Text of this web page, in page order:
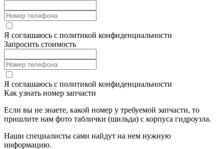
Я соглашаюсь с политикой конфиденциальности
Запросить стоимость
Я соглашаюсь с политикой конфиденциальности
Как узнать номер запчасти
Если вы не знаете, какой номер у требуемой запчасти, то
пришлите нам фото таблички (шильда) с корпуса гидроузла.
Наши специалисты сами найдут на нем нужную
информацию.